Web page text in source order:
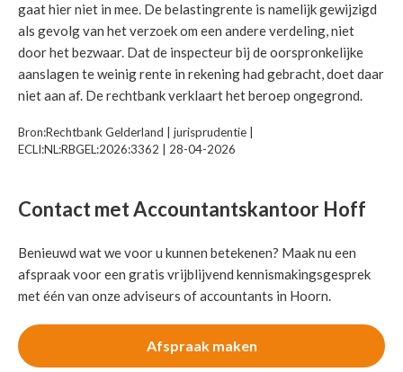
gaat hier niet in mee. De belastingrente is namelijk gewijzigd
als gevolg van het verzoek om een andere verdeling, niet
door het bezwaar. Dat de inspecteur bij de oorspronkelijke
aanslagen te weinig rente in rekening had gebracht, doet daar
niet aan af. De rechtbank verklaart het beroep ongegrond.
Bron:Rechtbank Gelderland | jurisprudentie |
ECLI:NL:RBGEL:2026:3362 | 28-04-2026
Contact met Accountantskantoor Hoff
Benieuwd wat we voor u kunnen betekenen? Maak nu een
afspraak voor een gratis vrijblijvend kennismakingsgesprek
met één van onze adviseurs of accountants in Hoorn.
Afspraak maken